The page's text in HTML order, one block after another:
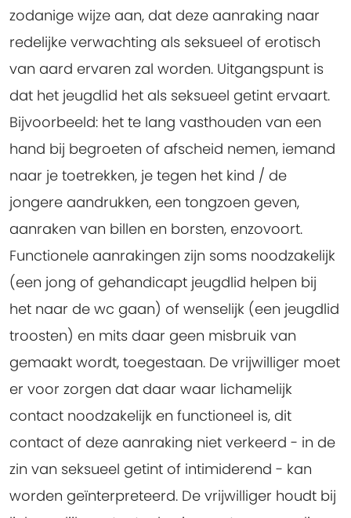
zodanige wijze aan, dat deze aanraking naar
redelijke verwachting als seksueel of erotisch
van aard ervaren zal worden. Uitgangspunt is
dat het jeugdlid het als seksueel getint ervaart.
Bijvoorbeeld: het te lang vasthouden van een
hand bij begroeten of afscheid nemen, iemand
naar je toetrekken, je tegen het kind / de
jongere aandrukken, een tongzoen geven,
aanraken van billen en borsten, enzovoort.
Functionele aanrakingen zijn soms noodzakelijk
(een jong of gehandicapt jeugdlid helpen bij
het naar de wc gaan) of wenselijk (een jeugdlid
troosten) en mits daar geen misbruik van
gemaakt wordt, toegestaan. De vrijwilliger moet
er voor zorgen dat daar waar lichamelijk
contact noodzakelijk en functioneel is, dit
contact of deze aanraking niet verkeerd - in de
zin van seksueel getint of intimiderend - kan
worden geïnterpreteerd. De vrijwilliger houdt bij